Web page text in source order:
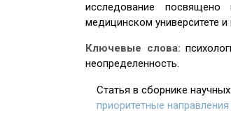
исследование
медицинском университете
Ключевые слова:
неопределенность.
Статья в сборнике
приоритетные